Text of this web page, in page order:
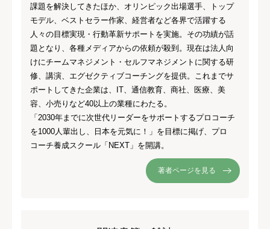
課題を解決してきたほか、オリンピック出場選手、トップ
モデル、ベストセラー作家、経営者など各界で活躍する
人々の目標実現・行動革新サポートを実施。その功績が話
題となり、各種メディアからの依頼が殺到。現在は法人向
けにチームマネジメント・セルフマネジメントに関する研
修、講演、エグゼクティブコーチングを提供。これまでサ
ポートしてきた企業は、IT、通信教育、商社、医療、美
容、小売りなど40以上の業種にわたる。
「2030年までに次世代リーダーをサポートするプロコーチ
を1000人輩出し、日本を元気に！」を目標に掲げ、プロ
コーチ養成スクール「NEXT」を開講。
著者ページを見る